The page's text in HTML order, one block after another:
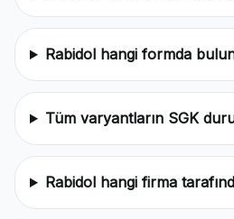
Rabidol hangi formda
Tüm varyantların SGK
Rabidol hangi firma